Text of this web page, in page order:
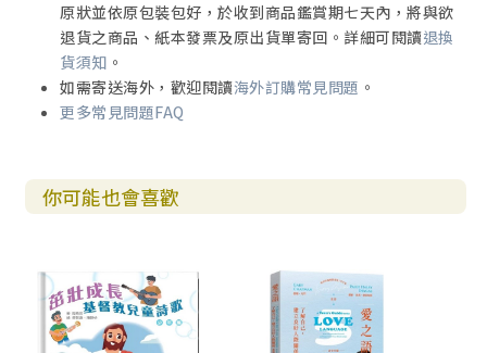
原狀並依原包裝包好，於收到商品鑑賞期七天內，將與欲
退貨之商品、紙本發票及原出貨單寄回。詳細可閱讀退換
貨須知 。
如需寄送海外，歡迎閱讀海外訂購常見問題 。
更多常見問題FAQ
你可能也會喜歡